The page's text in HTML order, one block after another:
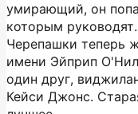
умирающий, он
которым
Черепашки теперь
имени Эйприп
один друг,
Кейси Джонс.